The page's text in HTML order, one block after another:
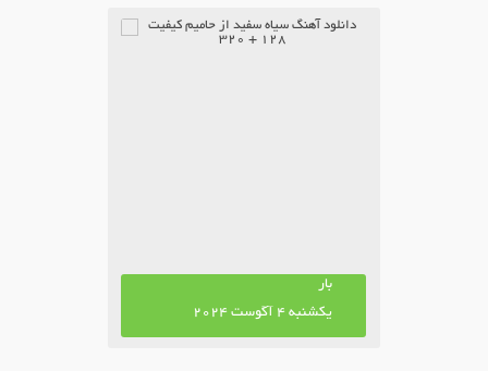
بار
یکشنبه 4 آگوست 2024